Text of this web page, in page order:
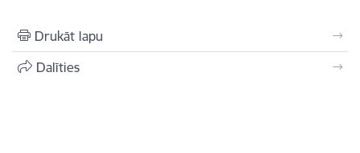
Drukāt lapu
Dalīties